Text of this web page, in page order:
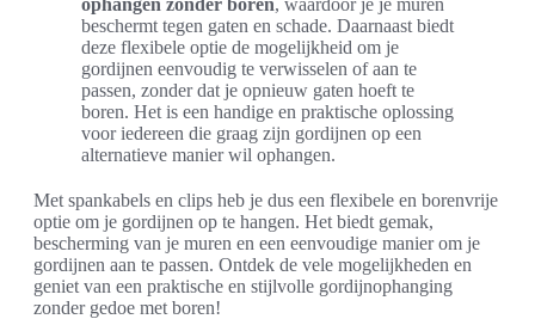
beschermt tegen gaten en schade. Daarnaast biedt
deze flexibele optie de mogelijkheid om je
gordijnen eenvoudig te verwisselen of aan te
passen, zonder dat je opnieuw gaten hoeft te
boren. Het is een handige en praktische oplossing
voor iedereen die graag zijn gordijnen op een
alternatieve manier wil ophangen.
Met spankabels en clips heb je dus een flexibele en borenvrije
optie om je gordijnen op te hangen. Het biedt gemak,
bescherming van je muren en een eenvoudige manier om je
gordijnen aan te passen. Ontdek de vele mogelijkheden en
geniet van een praktische en stijlvolle gordijnophanging
zonder gedoe met boren!